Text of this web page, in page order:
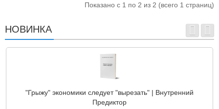
Показано с 1 по 2 из 2 (всего 1 страниц)
НОВИНКА
"Грыжу" экономики следует "вырезать" | Внутренний
Предиктор